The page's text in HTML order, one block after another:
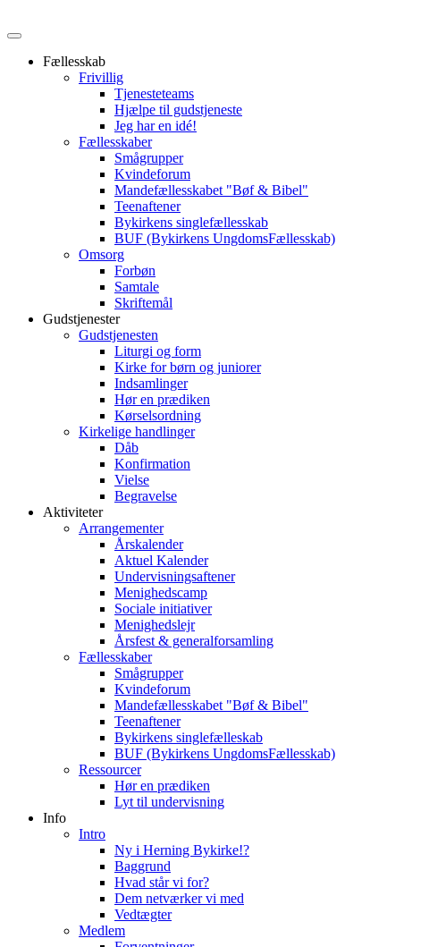
Fællesskab
Frivillig
Tjenesteteams
Hjælpe til gudstjeneste
Jeg har en idé!
Fællesskaber
Smågrupper
Kvindeforum
Mandefællesskabet "Bøf & Bibel"
Teenaftener
Bykirkens singlefællesskab
BUF (Bykirkens UngdomsFællesskab)
Omsorg
Forbøn
Samtale
Skriftemål
Gudstjenester
Gudstjenesten
Liturgi og form
Kirke for børn og juniorer
Indsamlinger
Hør en prædiken
Kørselsordning
Kirkelige handlinger
Dåb
Konfirmation
Vielse
Begravelse
Aktiviteter
Arrangementer
Årskalender
Aktuel Kalender
Undervisningsaftener
Menighedscamp
Sociale initiativer
Menighedslejr
Årsfest & generalforsamling
Fællesskaber
Smågrupper
Kvindeforum
Mandefællesskabet "Bøf & Bibel"
Teenaftener
Bykirkens singlefælleskab
BUF (Bykirkens UngdomsFællesskab)
Ressourcer
Hør en prædiken
Lyt til undervisning
Info
Intro
Ny i Herning Bykirke!?
Baggrund
Hvad står vi for?
Dem netværker vi med
Vedtægter
Medlem